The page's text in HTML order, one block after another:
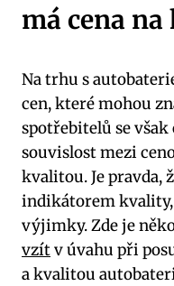
má cena‌
Na trhu s
⁣cen, které mohou
spotřebitelů se však
⁢souvislost mezi
kvalitou. Je pravda,
indikátorem‌ kvality,
výjimky. Zde je
vzítv úvahu při
⁤a kvalitou